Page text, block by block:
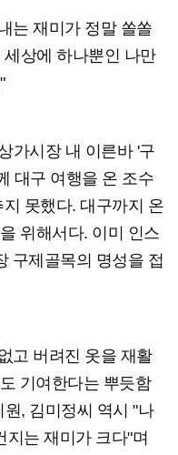
는 재미가 정말 쏠쏠
상에 하나뿐인 나만
가시장 내 이른바 '구
대구 여행을 온 조수
못했다. 대구까지 온
위해서다. 이미 인스
구제골목의 명성을 접
고 버려진 옷을 재활
기여한다는 뿌듯함
, 김미정씨 역시 "나
는 재미가 크다"며